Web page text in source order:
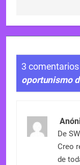
3 comentarios
oportunismo
De
Creo
de